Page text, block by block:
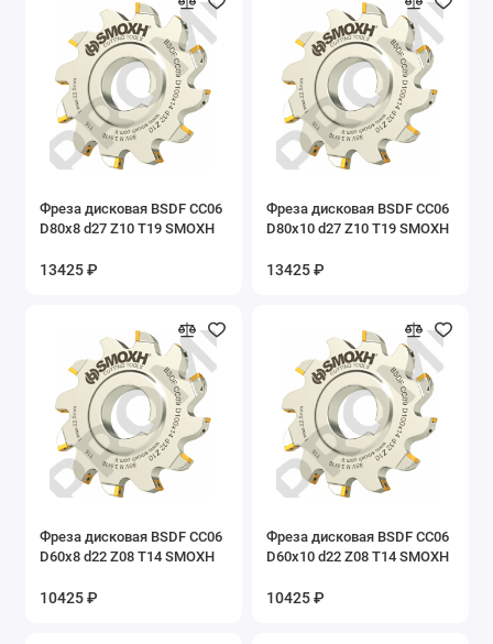
Фреза дисковая BSDF CC06
D80x8 d27 Z10 T19 SMOXH
13425 ₽
Фреза дисковая BSDF CC06
D80x10 d27 Z10 T19 SMOXH
13425 ₽
Фреза дисковая BSDF CC06
D60x8 d22 Z08 T14 SMOXH
10425 ₽
Фреза дисковая BSDF CC06
D60x10 d22 Z08 T14 SMOXH
10425 ₽